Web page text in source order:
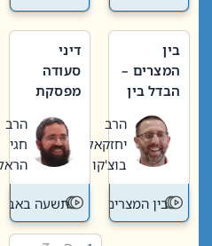
בין
המצרים –
הבדל בין
חדשה
לישנה
הרב
יחזקאל
בוצ'קו
בין המצרים
דיני
סעודה
מפסקת
תשעה
באב
הרב
חגי
הראל
תשעה באב